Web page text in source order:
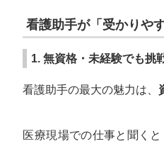
看護助手が「受かりや
1. 無資格・未経験でも挑
看護助手の最大の魅力は、
医療現場での仕事と聞く